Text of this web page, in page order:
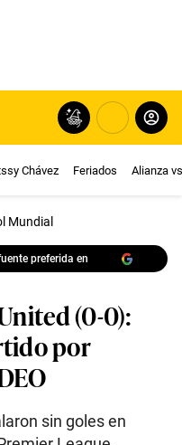
Chávez Feriados Alianza
Mundial
preferida en
(0-0):
por
sin goles en